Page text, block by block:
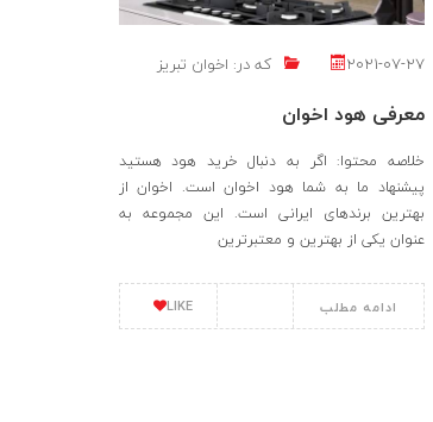
2021-07-27 که در: اخوان تبریز
معرفی هود اخوان
خلاصه محتوا: اگر به دنبال خرید هود هستید
پیشنهاد ما به شما هود اخوان است. اخوان از
بهترین برندهای ایرانی است. این مجموعه به
عنوان یکی از بهترین و معتبرترین
LIKE ادامه مطلب